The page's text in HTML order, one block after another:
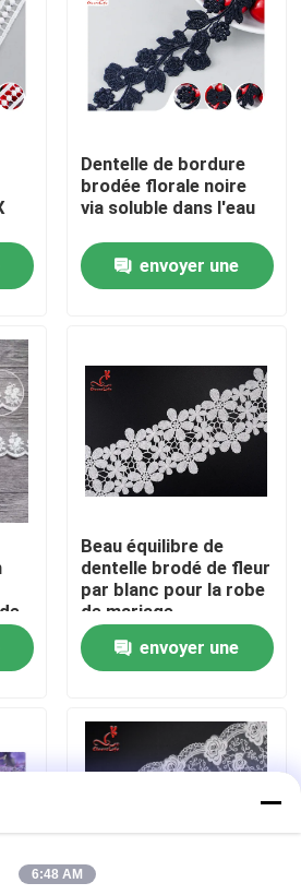
dentelle
Dentelle de bordure
brodée florale noire
via soluble dans l'eau
envoyer une
Beau équilibre de
dentelle brodé de fleur
par blanc pour la robe
de mariage
envoyer une
6:48 AM